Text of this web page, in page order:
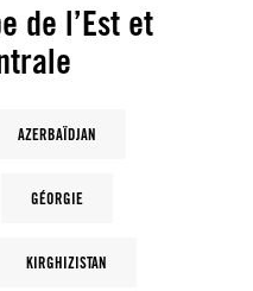
de l’Est et
AZERBAÏDJAN
GÉORGIE
KIRGHIZISTAN